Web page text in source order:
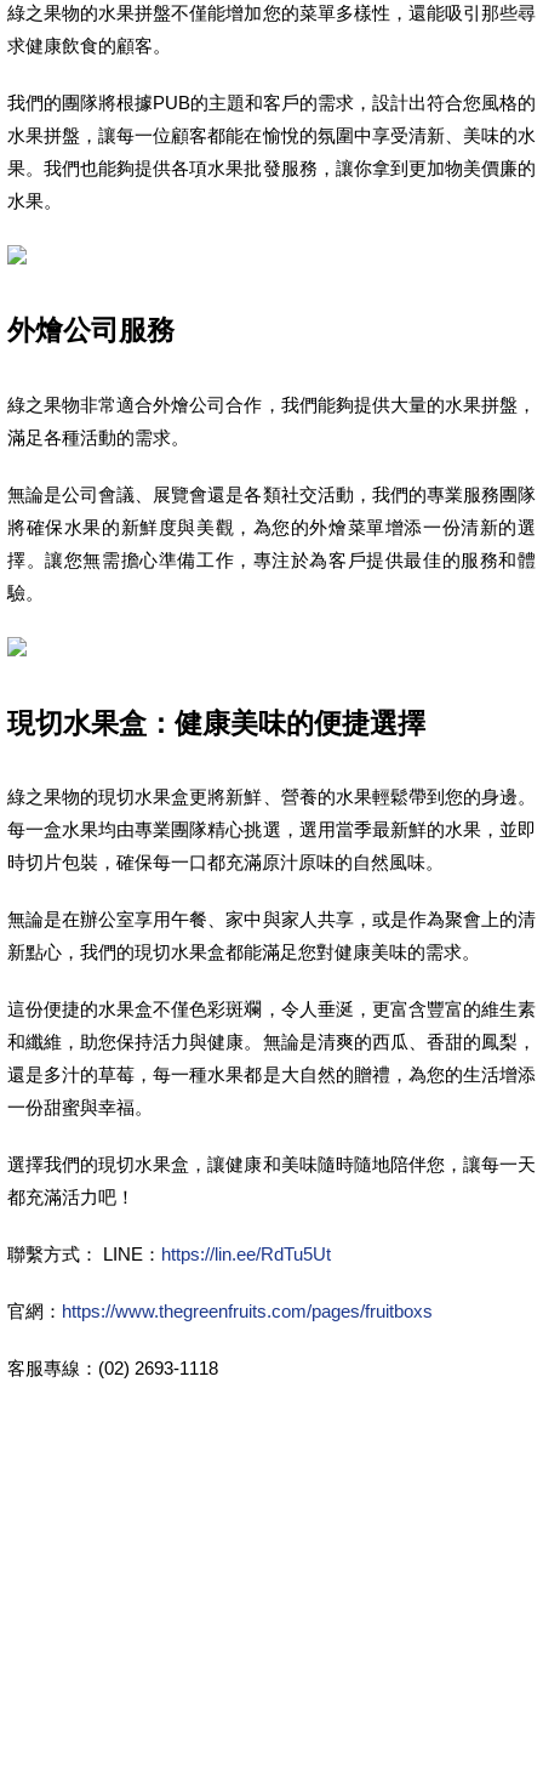
綠之果物的水果拼盤不僅能增加您的菜單多樣性，還能吸引那些尋
求健康飲食的顧客。
我們的團隊將根據PUB的主題和客戶的需求，設計出符合您風格的
水果拼盤，讓每一位顧客都能在愉悅的氛圍中享受清新、美味的水
果。我們也能夠提供各項水果批發服務，讓你拿到更加物美價廉的
水果。
外燴公司服務
綠之果物非常適合外燴公司合作，我們能夠提供大量的水果拼盤，
滿足各種活動的需求。
無論是公司會議、展覽會還是各類社交活動，我們的專業服務團隊
將確保水果的新鮮度與美觀，為您的外燴菜單增添一份清新的選
擇。讓您無需擔心準備工作，專注於為客戶提供最佳的服務和體
驗。
現切水果盒：健康美味的便捷選擇
綠之果物的現切水果盒更將新鮮、營養的水果輕鬆帶到您的身邊。
每一盒水果均由專業團隊精心挑選，選用當季最新鮮的水果，並即
時切片包裝，確保每一口都充滿原汁原味的自然風味。
無論是在辦公室享用午餐、家中與家人共享，或是作為聚會上的清
新點心，我們的現切水果盒都能滿足您對健康美味的需求。
這份便捷的水果盒不僅色彩斑斕，令人垂涎，更富含豐富的維生素
和纖維，助您保持活力與健康。無論是清爽的西瓜、香甜的鳳梨，
還是多汁的草莓，每一種水果都是大自然的贈禮，為您的生活增添
一份甜蜜與幸福。
選擇我們的現切水果盒，讓健康和美味隨時隨地陪伴您，讓每一天
都充滿活力吧！
聯繫方式： LINE： https://lin.ee/RdTu5Ut
官網： https://www.thegreenfruits.com/pages/fruitboxs
客服專線：(02) 2693-1118